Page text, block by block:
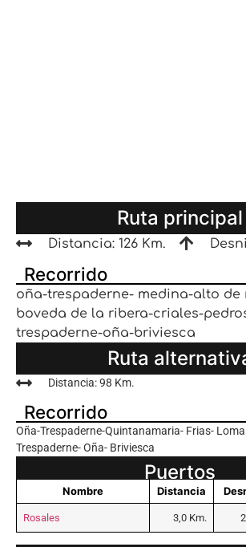
Ruta principal
Distancia: 126 Km.
Recorrido
oña-trespaderne- medina-alto de
boveda de la ribera-criales-
trespaderne-oña-briviesca
Ruta
Distancia: 98 Km.
Recorrido
Oña-Trespaderne-Quintanamaria- Frias-
Trespaderne- Oña- Briviesca
Puertos
Nombre Distancia
Rosales 3,0 Km.